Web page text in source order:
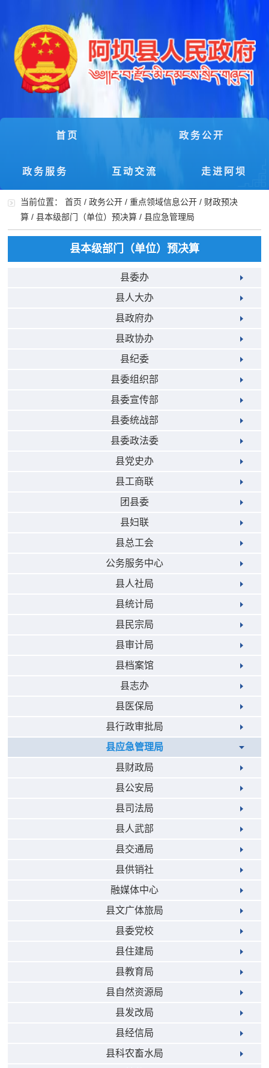
首页 政务公开
政务服务 互动交流 走进阿坝
当前位置：首页 /政务公开 /重点领域信息公开 / 财政预决
算 /县本级部门（单位）预决算 /县应急管理局
县本级部门（单位）预决算
县委办
县人大办
县政府办
县政协办
县纪委
县委组织部
县委宣传部
县委统战部
县委政法委
县党史办
县工商联
团县委
县妇联
县总工会
公务服务中心
县人社局
县统计局
县民宗局
县审计局
县档案馆
县志办
县医保局
县行政审批局
县应急管理局
县财政局
县公安局
县司法局
县人武部
县交通局
县供销社
融媒体中心
县文广体旅局
县委党校
县住建局
县教育局
县自然资源局
县发改局
县经信局
县科农畜水局